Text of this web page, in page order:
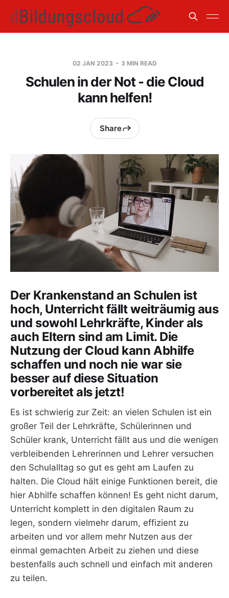
02 JAN 2023 3 MIN READ
Schulen in der Not - die Cloud
kann helfen!
Share
Der Krankenstand an Schulen ist
hoch, Unterricht fällt weiträumig aus
und sowohl Lehrkräfte, Kinder als
auch Eltern sind am Limit. Die
Nutzung der Cloud kann Abhilfe
schaffen und noch nie war sie
besser auf diese Situation
vorbereitet als jetzt!
Es ist schwierig zur Zeit: an vielen Schulen ist ein
großer Teil der Lehrkräfte, Schülerinnen und
Schüler krank, Unterricht fällt aus und die wenigen
verbleibenden Lehrerinnen und Lehrer versuchen
den Schulalltag so gut es geht am Laufen zu
halten. Die Cloud hält einige Funktionen bereit, die
hier Abhilfe schaffen können! Es geht nicht darum,
Unterricht komplett in den digitalen Raum zu
legen, sondern vielmehr darum, effizient zu
arbeiten und vor allem mehr Nutzen aus der
einmal gemachten Arbeit zu ziehen und diese
bestenfalls auch schnell und einfach mit anderen
zu teilen.